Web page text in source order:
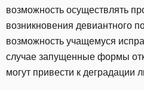
возможность осуществлять
возникновения девиантного
возможность учащемуся
случае запущенные формы
могут привести к деградации